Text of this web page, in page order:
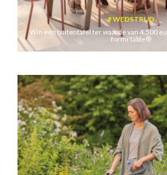
WEDSTRIJD
Win een buitentafel ter waarde van 4.500
formi’table®